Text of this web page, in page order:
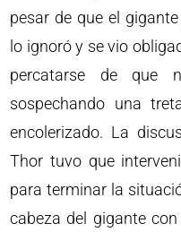
pesar de que el
lo ignoró y se vio
percatarse de que
sospechando una
encolerizado. La
Thor tuvo que
para terminar la
cabeza del gigante